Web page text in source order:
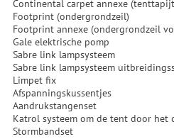
Continental carpet annexe
Footprint (ondergrondzeil)
Footprint annexe (ondergrondzeil
Gale elektrische pomp
Sabre link lampsysteem
Sabre link lampsysteem
Limpet fix
Afspanningskussentjes
Aandrukstangenset
Katrol systeem om de tent door het
Stormbandset